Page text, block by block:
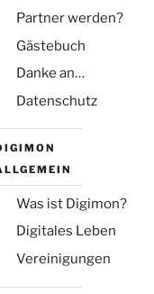
Partner werden?
Gästebuch
Danke an…
Datenschutz
Was ist Digimon?
Digitales Leben
Vereinigungen